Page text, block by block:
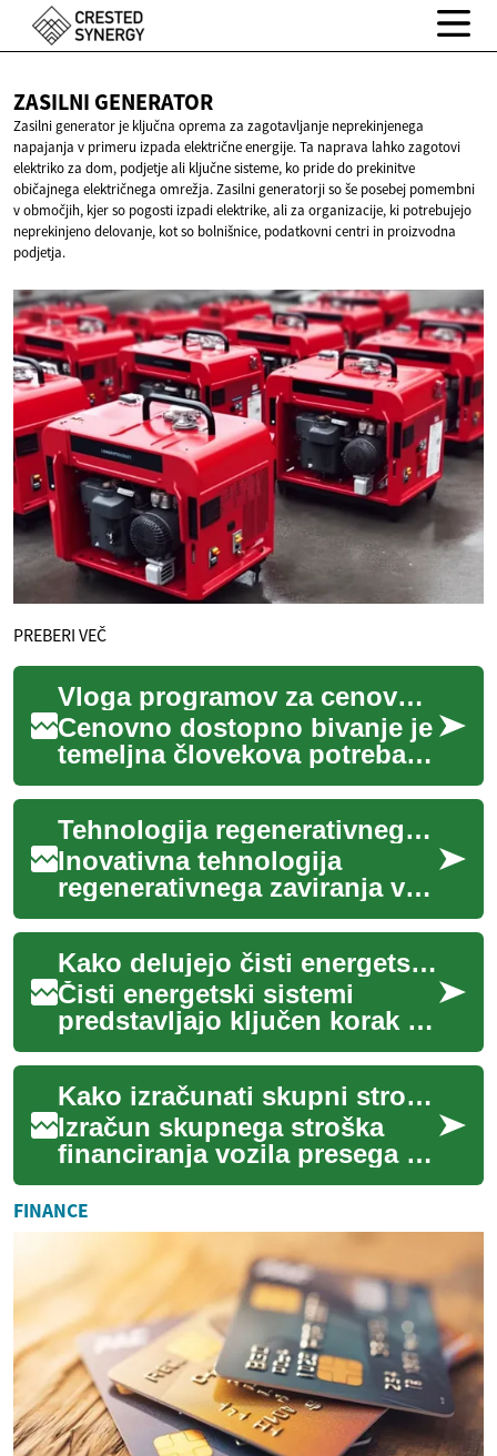
ZASILNI GENERATOR
Zasilni generator je ključna oprema za zagotavljanje neprekinjenega
napajanja v primeru izpada električne energije. Ta naprava lahko zagotovi
elektriko za dom, podjetje ali ključne sisteme, ko pride do prekinitve
običajnega električnega omrežja. Zasilni generatorji so še posebej pomembni
v območjih, kjer so pogosti izpadi elektrike, ali za organizacije, ki potrebujejo
neprekinjeno delovanje, kot so bolnišnice, podatkovni centri in proizvodna
podjetja.
PREBERI VEČ
Vloga programov za cenovno dostopno bivanje
Cenovno dostopno bivanje je
temeljna človekova potreba in
ključni steber družbene
stabilnosti. Vendar pa se
mnogi pos...
Tehnologija regenerativnega zaviranja v avtomobilski industriji
Inovativna tehnologija
regenerativnega zaviranja v
današnjih avtomobilih
predstavlja pomemben korak
naprej v smeri uč...
Kako delujejo čisti energetski sistemi: Razumevanje osnov
Čisti energetski sistemi
predstavljajo ključen korak k
bolj trajnostni prihodnosti,
saj izkoriščajo naravne,
obnovlji...
Kako izračunati skupni strošek financiranja vozila
Izračun skupnega stroška
financiranja vozila presega le
primerjavo mesečnih
obrokov. Vključuje obresti
(interest), AP...
FINANCE